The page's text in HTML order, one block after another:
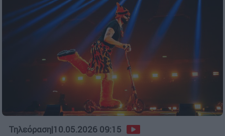
Τηλεόραση|10.05.2026 09:15